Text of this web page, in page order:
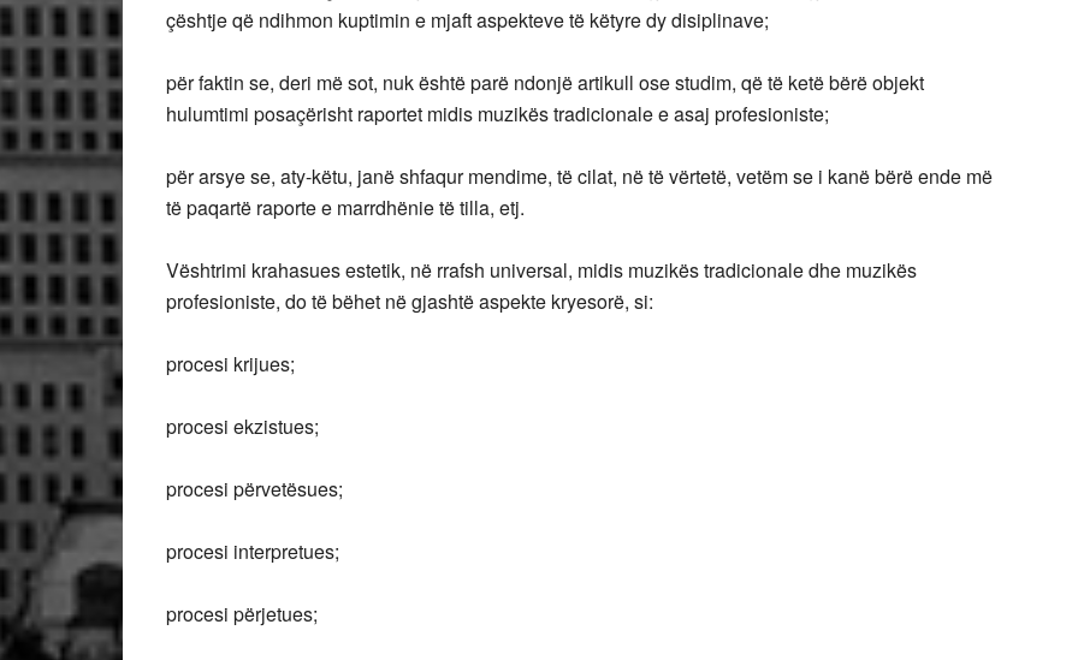
çështje që ndihmon kuptimin e mjaft aspekteve të këtyre dy disiplinave;
për faktin se, deri më sot, nuk është parë ndonjë artikull ose studim, që të ketë bërë objekt
hulumtimi posaçërisht raportet midis muzikës tradicionale e asaj profesioniste;
për arsye se, aty-këtu, janë shfaqur mendime, të cilat, në të vërtetë, vetëm se i kanë bërë ende më
të paqartë raporte e marrdhënie të tilla, etj.
Vështrimi krahasues estetik, në rrafsh universal, midis muzikës tradicionale dhe muzikës
profesioniste, do të bëhet në gjashtë aspekte kryesorë, si:
procesi krijues;
procesi ekzistues;
procesi përvetësues;
procesi interpretues;
procesi përjetues;